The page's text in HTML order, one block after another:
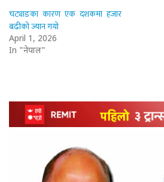
चट्याङका कारण एक दशकमा हजार
बढीको ज्यान गयो
April 1, 2026
In "नेपाल"